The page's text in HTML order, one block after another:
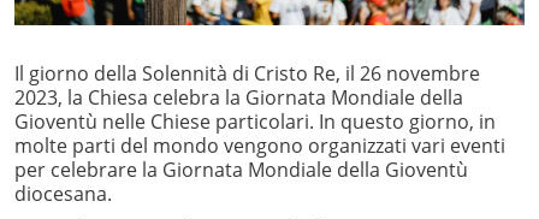
Il giorno della Solennità di Cristo Re, il 26 novembre
2023, la Chiesa celebra la Giornata Mondiale della
Gioventù nelle Chiese particolari. In questo giorno, in
molte parti del mondo vengono organizzati vari eventi
per celebrare la Giornata Mondiale della Gioventù
diocesana.